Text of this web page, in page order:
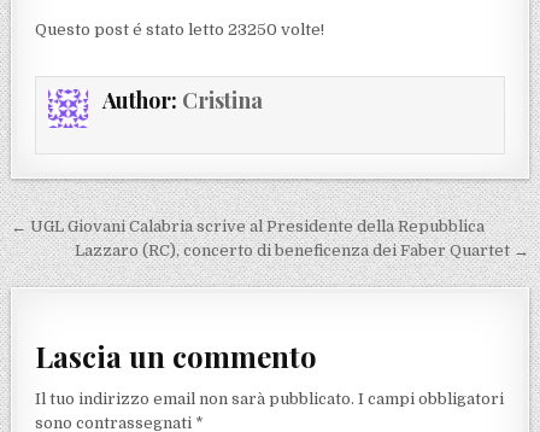
Questo post é stato letto 23250 volte!
Author: Cristina
Navigazione articoli
← UGL Giovani Calabria scrive al Presidente della Repubblica
Lazzaro (RC), concerto di beneficenza dei Faber Quartet →
Lascia un commento
Il tuo indirizzo email non sarà pubblicato. I campi obbligatori
sono contrassegnati *